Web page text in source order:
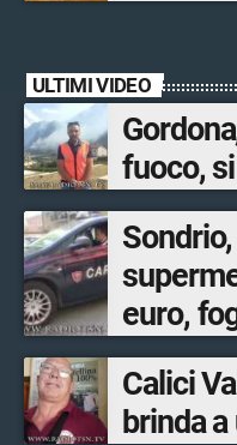
ULTIMI VIDEO
fuoco,
euro,
Calici
brinda a